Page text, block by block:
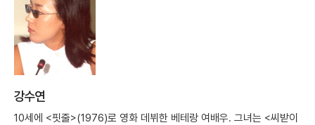
강수연
10세에 <핏줄>(1976)로 영화 데뷔한 베테랑 여배우. 그녀는 <씨받이